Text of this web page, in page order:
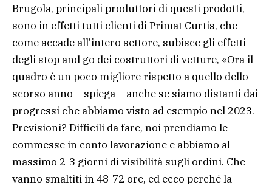
Brugola, principali produttori di questi prodotti,
sono in effetti tutti clienti di Primat Curtis, che
come accade all’intero settore, subisce gli effetti
degli stop and go dei costruttori di vetture, «Ora il
quadro è un poco migliore rispetto a quello dello
scorso anno – spiega – anche se siamo distanti dai
progressi che abbiamo visto ad esempio nel 2023.
Previsioni? Difficili da fare, noi prendiamo le
commesse in conto lavorazione e abbiamo al
massimo 2-3 giorni di visibilità sugli ordini. Che
vanno smaltiti in 48-72 ore, ed ecco perché la